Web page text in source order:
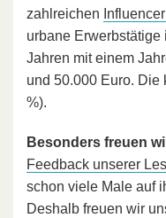
zahlreichen
urbane
Jahren mit einem
und 50.000 Euro. Die
%).
Besonders freuen
Feedback unserer
schon viele Male auf
Deshalb freuen wir